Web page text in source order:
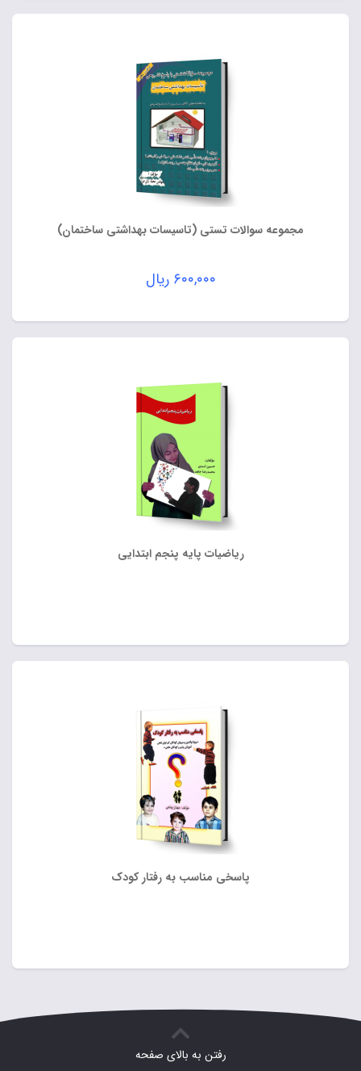
مجموعه سوالات تستی (تاسیسات بهداشتی ساختمان)
۶۰۰,۰۰۰ ریال
ریاضیات پایه پنجم ابتدایی
پاسخی مناسب به رفتار کودک
رفتن به بالای صفحه